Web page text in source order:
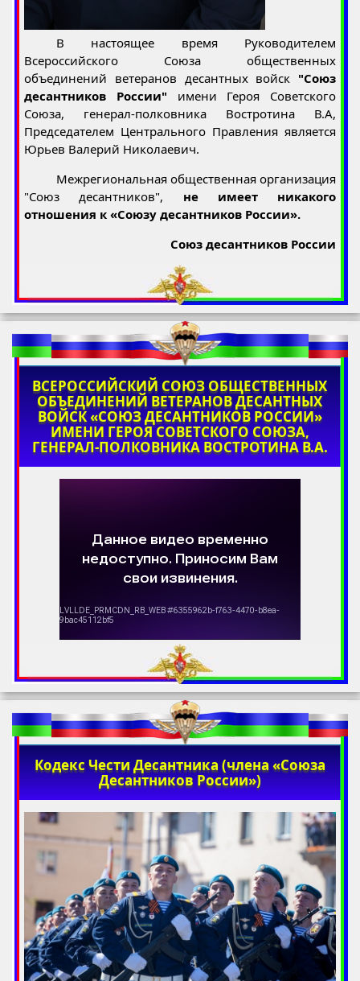
В настоящее время Руководителем
Всероссийского Союза общественных
объединений ветеранов десантных войск "Союз
десантников России" имени Героя Советского
Союза, генерал-полковника Востротина В.А,
Председателем Центрального Правления является
Юрьев Валерий Николаевич.
Межрегиональная общественная организация
"Союз десантников", не имеет никакого
отношения к «Союзу десантников России».
Союз десантников России
ВСЕРОССИЙСКИЙ СОЮЗ ОБЩЕСТВЕННЫХ
ОБЪЕДИНЕНИЙ ВЕТЕРАНОВ ДЕСАНТНЫХ
ВОЙСК «СОЮЗ ДЕСАНТНИКОВ РОССИИ»
ИМЕНИ ГЕРОЯ СОВЕТСКОГО СОЮЗА,
ГЕНЕРАЛ-ПОЛКОВНИКА ВОСТРОТИНА В.А.
Кодекс Чести Десантника (члена «Союза
Десантников России»)